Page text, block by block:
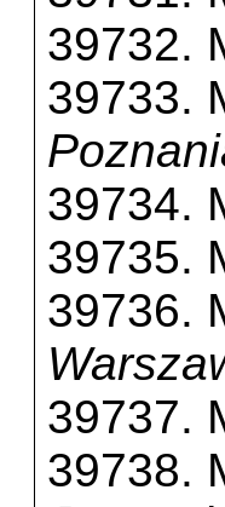
39732.
39733.
39734.
39735.
39736.
39737.
39738.